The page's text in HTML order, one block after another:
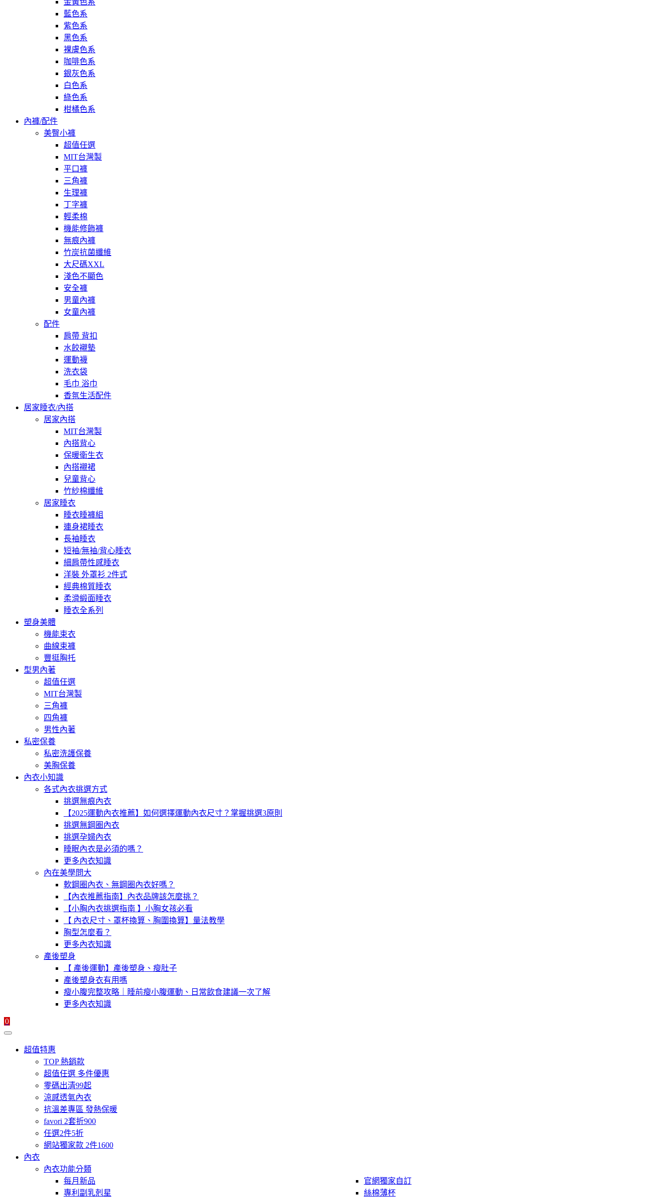
金黃色系
藍色系
紫色系
黑色系
裸膚色系
咖啡色系
銀灰色系
白色系
綠色系
柑橘色系
內褲/配件
美臀小褲
超值任選
MIT台灣製
平口褲
三角褲
生理褲
丁字褲
輕柔棉
機能修飾褲
無痕內褲
竹炭抗菌纖維
大尺碼XXL
淺色不顯色
安全褲
男童內褲
女童內褲
配件
肩帶 背扣
水餃襯墊
運動襪
洗衣袋
毛巾 浴巾
香氛生活配件
居家睡衣/內搭
居家內搭
MIT台灣製
內搭背心
保暖衛生衣
內搭襯裙
兒童背心
竹紗棉纖維
居家睡衣
睡衣睡褲組
連身裙睡衣
長袖睡衣
短袖/無袖/背心睡衣
細肩帶性感睡衣
洋裝 外罩衫 2件式
經典棉質睡衣
柔滑緞面睡衣
睡衣全系列
塑身美體
機能束衣
曲線束褲
豐挺胸托
型男內著
超值任選
MIT台灣製
三角褲
四角褲
男性內著
私密保養
私密洗護保養
美胸保養
內衣小知識
各式內衣挑選方式
挑選無痕內衣
【2025運動內衣推薦】如何選擇運動內衣尺寸？掌握挑選3原則
挑選無鋼圈內衣
挑選孕婦內衣
睡眠內衣是必須的嗎？
更多內衣知識
內在美學問大
軟鋼圈內衣、無鋼圈內衣好嗎？
【內衣推薦指南】內衣品牌該怎麼挑？
【小胸內衣挑選指南 】小胸女孩必看
【 內衣尺寸、罩杯換算、胸圍換算】量法教學
胸型怎麼看？
更多內衣知識
產後塑身
【 產後運動】產後塑身、瘦肚子
產後塑身衣有用嗎
瘦小腹完整攻略｜睡前瘦小腹運動、日常飲食建議一次了解
更多內衣知識
0
超值特惠
TOP 熱銷款
超值任選 多件優惠
零碼出清99起
涼感透氣內衣
抗溫差專區 發熱保暖
favori 2套折900
任選2件5折
網站獨家款 2件1600
內衣
內衣功能分類
每月新品
官網獨家自訂
專利副乳剋星
絲棉薄杯